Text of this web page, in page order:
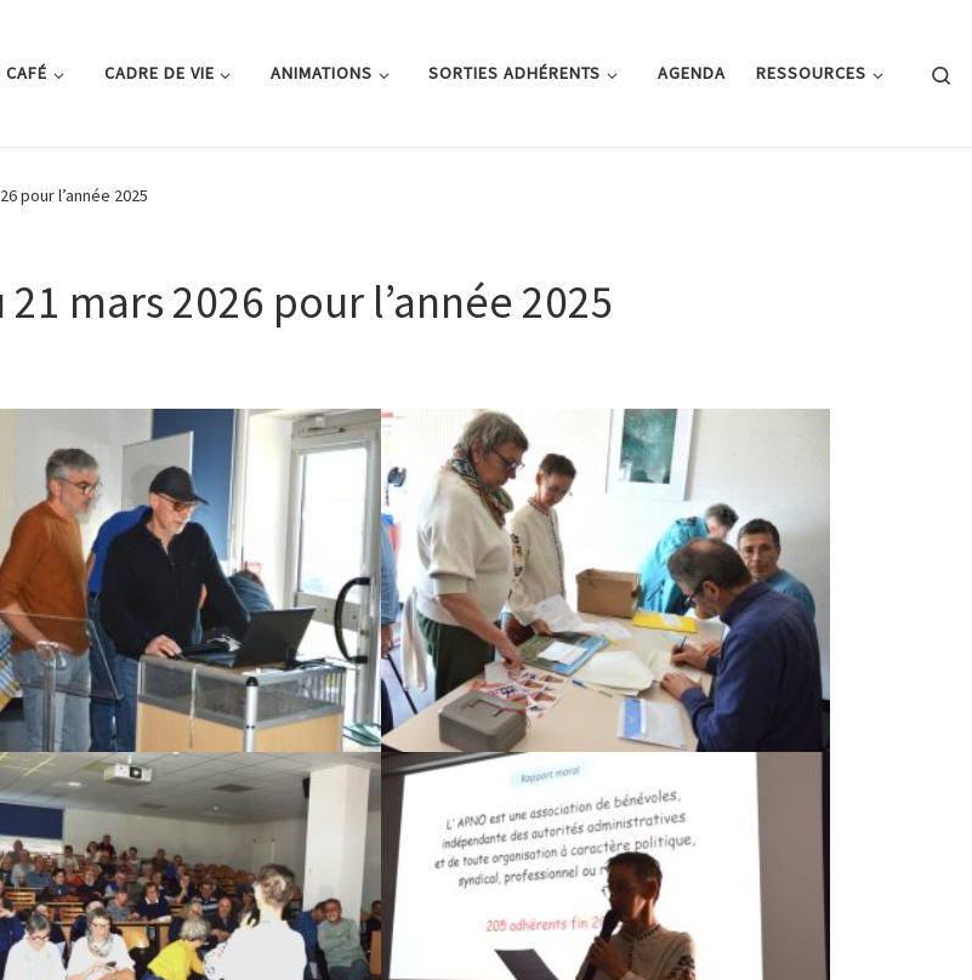
CAFÉ CADRE DE VIE ANIMATIONS SORTIES ADHÉRENTS AGENDA RESSOURCES
pour l’année 2025
mars 2026 pour l’année 2025